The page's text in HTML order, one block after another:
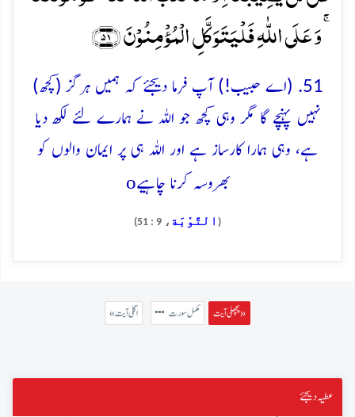
ۚ وَ عَلَی اللّٰہِ فَلۡیَتَوَکَّلِ الۡمُؤۡمِنُوۡنَ ﴿۵۱﴾
51. (اے حبیب!) آپ فرما دیجئے کہ ہمیں ہرگز (کچھ)
نہیں پہنچے گا مگر وہی کچھ جو اللہ نے ہمارے لئے لکھ دیا
ہے، وہی ہمارا کارساز ہے اور اللہ ہی پر ایمان والوں کو
بھروسہ کرنا چاہیےo
( التَّوْبَة ، 9 : 51)
پچھلی آیت » مکمل سورت « اگلی آیت
عطیہ دیجئے